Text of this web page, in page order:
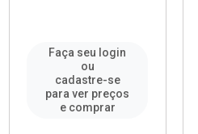
Faça seu login
ou
cadastre-se
para ver preços
e comprar